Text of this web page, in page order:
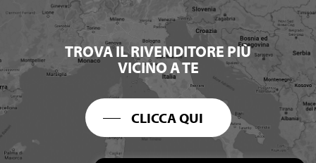
TROVA IL RIVENDITORE PIÙ
VICINO A TE
CLICCA QUI